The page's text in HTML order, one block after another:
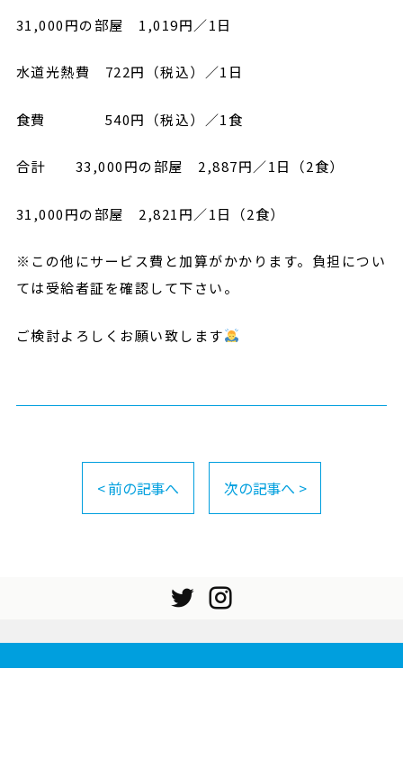
31,000円の部屋 1,019円／1日
水道光熱費 722円（税込）／1日
食費 540円（税込）／1食
合計 33,000円の部屋 2,887円／1日（2食）
31,000円の部屋 2,821円／1日（2食）
※この他にサービス費と加算がかかります。負担につい
ては受給者証を確認して下さい。
ご検討よろしくお願い致します
< 前の記事へ 次の記事へ >
Copyright© 2025 TANOSHIRO Inc., All Rights Rserved.